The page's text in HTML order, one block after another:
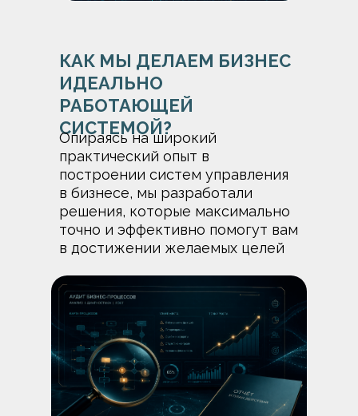
КАК МЫ ДЕЛАЕМ БИЗНЕС
ИДЕАЛЬНО
РАБОТАЮЩЕЙ
СИСТЕМОЙ?
Опираясь на широкий
практический опыт в
построении систем управления
в бизнесе, мы разработали
решения, которые максимально
точно и эффективно помогут вам
в достижении желаемых целей